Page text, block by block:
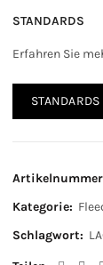
STANDARDS
Erfahren Sie
Kategorie:
Schlagwort: